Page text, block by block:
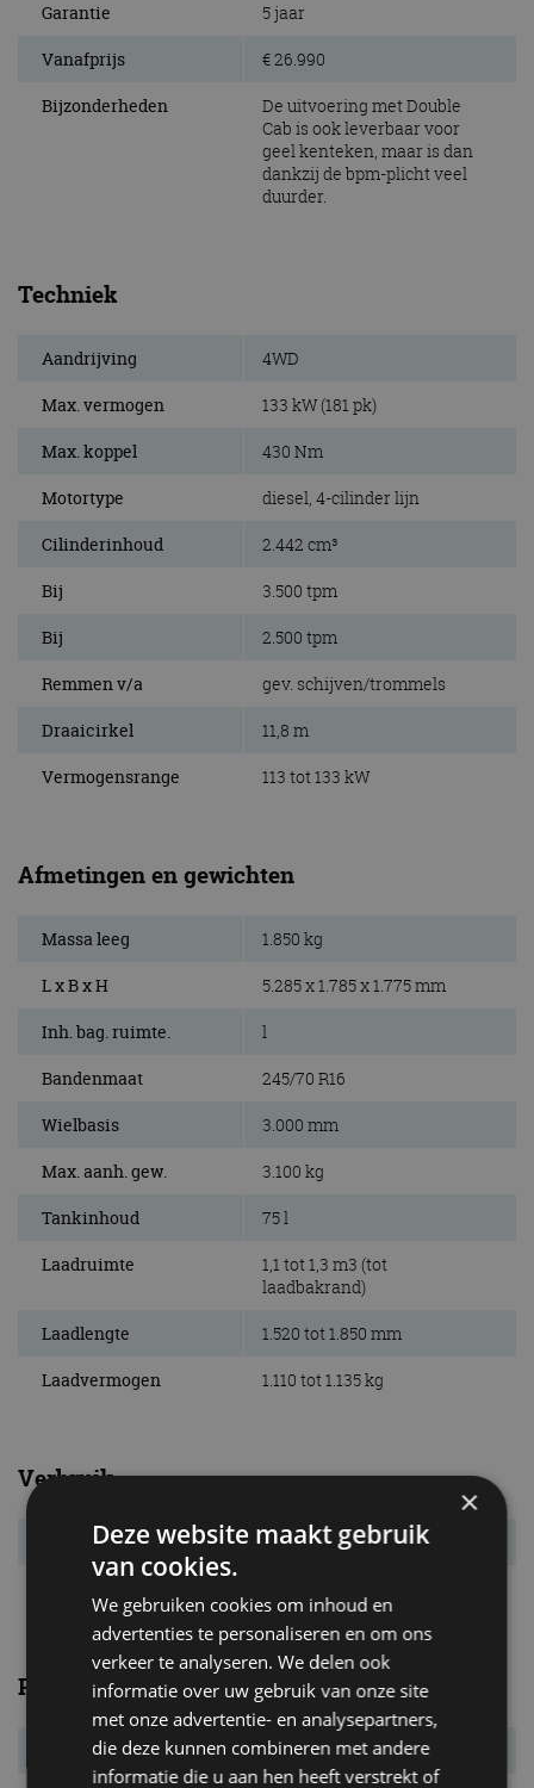
Garantie 5 jaar
Vanafprijs € 26.990
Bijzonderheden
De uitvoering met Double
Cab is ook leverbaar voor
geel kenteken, maar is dan
dankzij de bpm-plicht veel
duurder.
Techniek
Aandrijving 4WD
Max. vermogen 133 kW (181 pk)
Max. koppel 430 Nm
Motortype diesel, 4-cilinder lijn
Cilinderinhoud 2.442 cm³
Bij 3.500 tpm
Bij 2.500 tpm
Remmen v/a gev. schijven/trommels
Draaicirkel 11,8 m
Vermogensrange 113 tot 133 kW
Afmetingen en gewichten
Massa leeg 1.850 kg
L x B x H 5.285 x 1.785 x 1.775 mm
Inh. bag. ruimte. l
Bandenmaat 245/70 R16
Wielbasis 3.000 mm
Max. aanh. gew. 3.100 kg
Tankinhoud 75 l
Laadruimte
1,1 tot 1,3 m3 (tot
laadbakrand)
Laadlengte 1.520 tot 1.850 mm
Laadvermogen 1.110 tot 1.135 kg
Verbruik
Verbr. gecomb. 7,5 l/100km
Prestaties
Acc. 0-100 km/u s
×
Deze website maakt gebruik
van cookies.
We gebruiken cookies om inhoud en
advertenties te personaliseren en om ons
verkeer te analyseren. We delen ook
informatie over uw gebruik van onze site
met onze advertentie- en analysepartners,
die deze kunnen combineren met andere
informatie die u aan hen heeft verstrekt of